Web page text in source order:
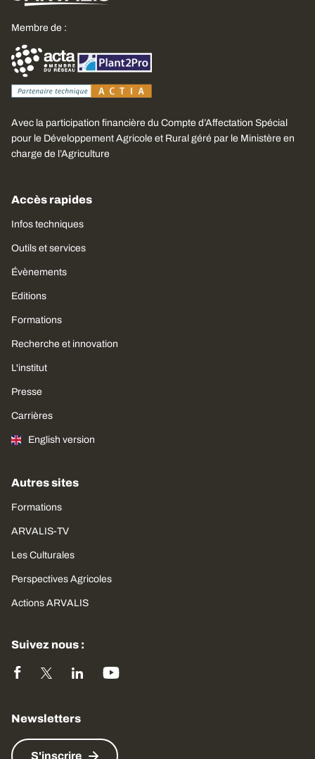
Membre de :
Avec la participation financière du Compte d’Affectation Spécial
pour le Développement Agricole et Rural géré par le Ministère en
charge de l’Agriculture
Accès rapides
Infos techniques
Outils et services
Évènements
Editions
Formations
Recherche et innovation
L'institut
Presse
Carrières
English version
Autres sites
Formations
ARVALIS-TV
Les Culturales
Perspectives Agricoles
Actions ARVALIS
Suivez nous :
Newsletters
S'inscrire